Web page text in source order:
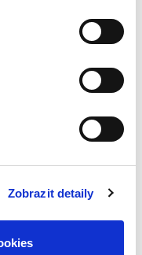
Zobrazit detaily
na